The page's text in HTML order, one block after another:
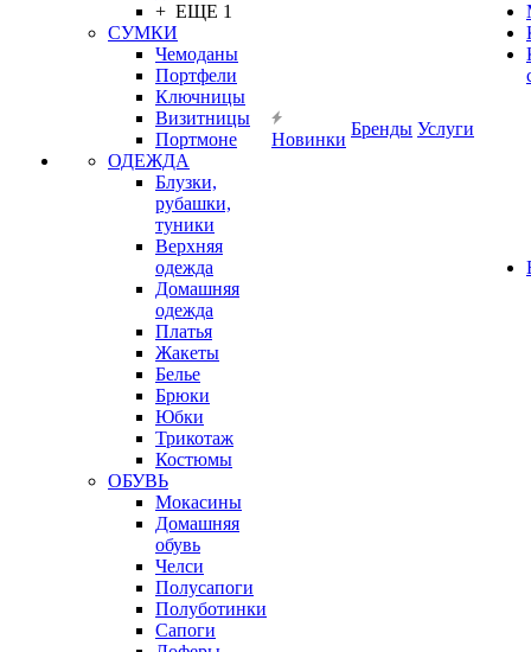
+ ЕЩЕ 1
СУМКИ
Чемоданы
Портфели
Ключницы
Визитницы
Портмоне
ОДЕЖДА
Блузки,
рубашки,
туники
Верхняя
одежда
Домашняя
одежда
Платья
Жакеты
Белье
Брюки
Юбки
Трикотаж
Костюмы
ОБУВЬ
Мокасины
Домашняя
обувь
Челси
Полусапоги
Полуботинки
Сапоги
Новинки
Бренды Услуги